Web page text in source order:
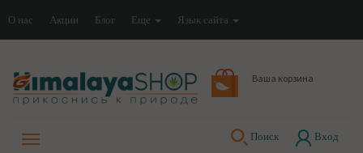
О нас Акции Блог Еще Язык сайта
Ваша корзина
Поиск Вход